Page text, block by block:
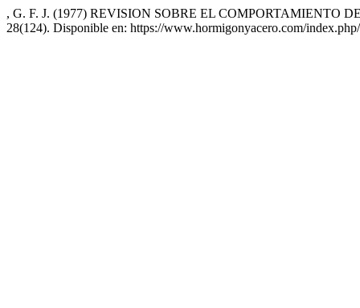
, G. F. J. (1977) REVISION SOBRE EL
28(124). Disponible en: https://www.hormigonyacero.com/